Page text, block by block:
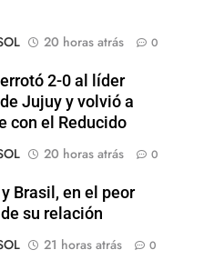
20 horas atrás 0
2-0 al líder
Jujuy y volvió a
con el Reducido
20 horas atrás 0
Brasil, en el peor
su relación
21 horas atrás 0